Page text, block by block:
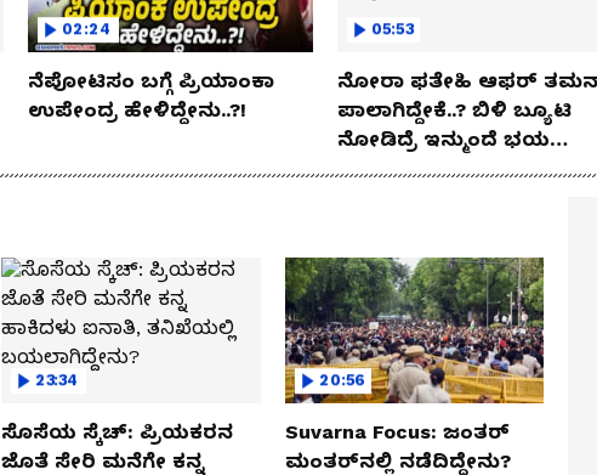
02:24
ನೆಪೋಟಿಸಂ ಬಗ್ಗೆ ಪ್ರಿಯಾಂಕಾ
ಉಪೇಂದ್ರ ಹೇಳಿದ್ದೇನು..?!
05:53
ನೋರಾ ಫತೇಹಿ ಆಫರ್​
ಪಾಲಾಗಿದ್ದೇಕೆ..? ಬಿಳಿ ಬ್ಯೂಟಿ
ನೋಡಿದ್ರೆ ಇನ್ಮುಂದೆ ಭಯ
ಪಡ್ತೀರಾ ನೀವು!
23:34
ಸೊಸೆಯ ಸ್ಕೆಚ್: ಪ್ರಿಯಕರನ
ಜೊತೆ ಸೇರಿ ಮನೆಗೇ ಕನ್ನ
20:56
Suvarna Focus: ಜಂತರ್
ಮಂತರ್‌ನಲ್ಲಿ ನಡೆದಿದ್ದೇನು?